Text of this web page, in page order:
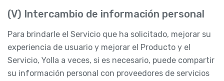
(V) Intercambio de información personal
Para brindarle el Servicio que ha solicitado, mejorar su
experiencia de usuario y mejorar el Producto y el
Servicio, Yolla a veces, si es necesario, puede compartir
su información personal con proveedores de servicios